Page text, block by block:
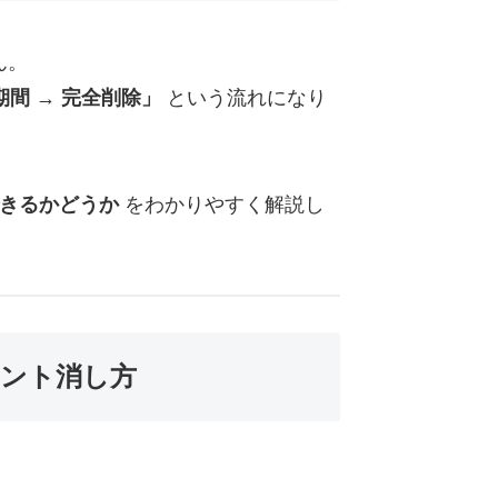
間 → 完全削除」
という流れになり
るかどうかをわかりやすく解説し
ト消し方